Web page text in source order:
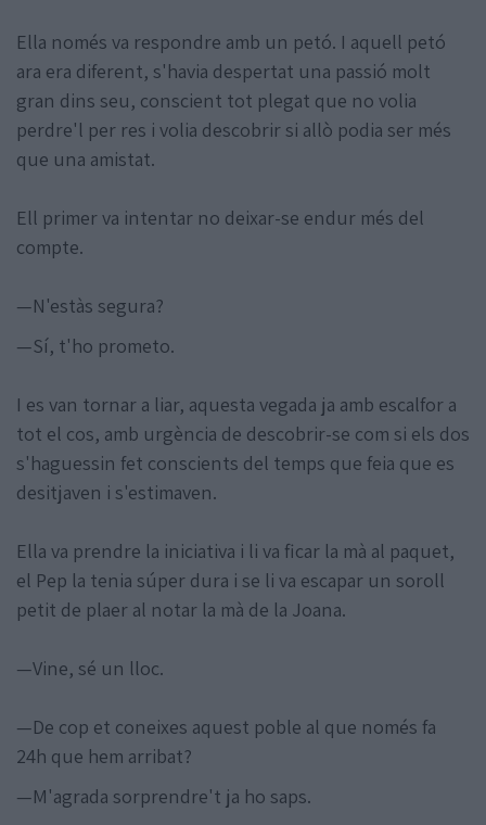
Ella només va respondre amb un petó. I aquell petó
ara era diferent, s'havia despertat una passió molt
gran dins seu, conscient tot plegat que no volia
perdre'l per res i volia descobrir si allò podia ser més
que una amistat.
Ell primer va intentar no deixar-se endur més del
compte.
—N'estàs segura?
—Sí, t'ho prometo.
I es van tornar a liar, aquesta vegada ja amb escalfor a
tot el cos, amb urgència de descobrir-se com si els dos
s'haguessin fet conscients del temps que feia que es
desitjaven i s'estimaven.
Ella va prendre la iniciativa i li va ficar la mà al paquet,
el Pep la tenia súper dura i se li va escapar un soroll
petit de plaer al notar la mà de la Joana.
—Vine, sé un lloc.
—De cop et coneixes aquest poble al que només fa
24h que hem arribat?
—M'agrada sorprendre't ja ho saps.